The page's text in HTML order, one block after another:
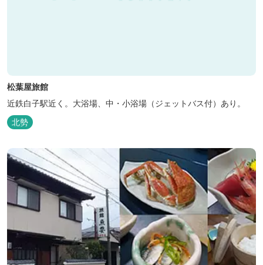
松葉屋旅館
近鉄白子駅近く。大浴場、中・小浴場（ジェットバス付）あり。
北勢